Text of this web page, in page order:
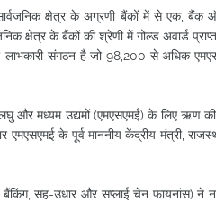
क्षेत्र के अग्रणी बैंकों में से एक, बैंक
क्षेत्र के बैंकों की श्रेणी में गोल्ड अवार्ड
लाभकारी संगठन है जो 98,200 से अधिक
लघु और मध्यम उद्यमों (एमएसएमई) के लिए ऋण
के पूर्व माननीय केंद्रीय मंत्री,
सह-उधार और सप्लाई चेन फायनांस) ने